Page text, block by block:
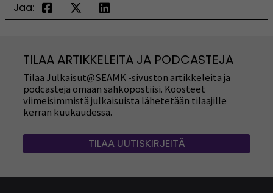
Jaa:
TILAA ARTIKKELEITA JA PODCASTEJA
Tilaa Julkaisut@SEAMK -sivuston artikkeleita ja
podcasteja omaan sähköpostiisi. Koosteet
viimeisimmistä julkaisuista lähetetään tilaajille
kerran kuukaudessa.
TILAA UUTISKIRJEITÄ